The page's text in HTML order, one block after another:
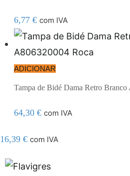
6,77 € com IVA
ADICIONAR
Tampa de Bidé Dama Retro Branco
64,30 € com IVA
16,39 € com IVA
resmi adresi